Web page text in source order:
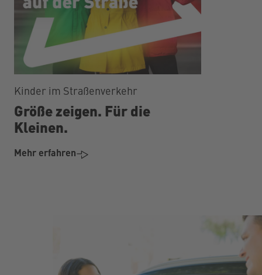
Kinder im Straßenverkehr
Größe zeigen. Für die
Kleinen.
Mehr erfahren